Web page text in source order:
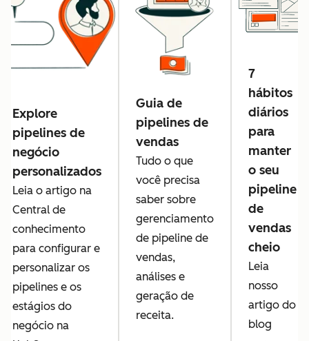
Explore
pipelines de
negócio
personalizados
Leia o artigo na
Central de
conhecimento
para configurar e
personalizar os
pipelines e os
estágios do
negócio na
Guia de
pipelines de
vendas
Tudo o que
você precisa
saber sobre
gerenciamento
de pipeline de
vendas,
análises e
geração de
receita.
7
hábitos
diários
para
manter
o seu
pipeline
de
vendas
cheio
Leia
nosso
artigo do
blog